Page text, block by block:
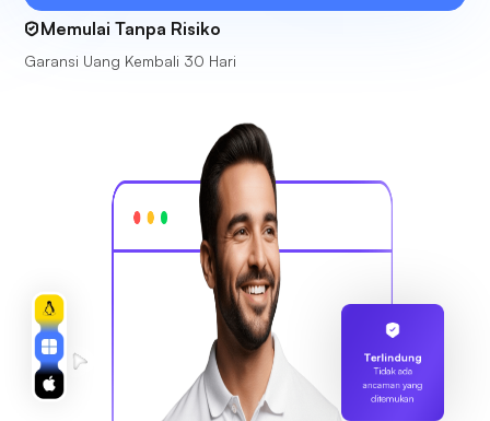
Memulai Tanpa Risiko
Garansi Uang Kembali 30 Hari
Terlindung
Tidak ada
ancaman yang
ditemukan